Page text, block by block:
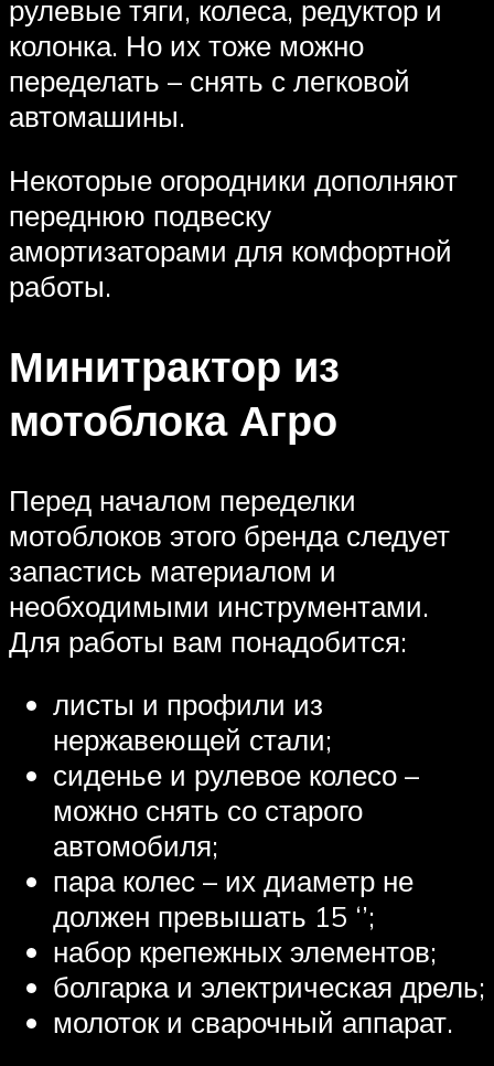
рулевые тяги, колеса, редуктор и
колонка. Но их тоже можно
переделать – снять с легковой
автомашины.
Некоторые огородники дополняют
переднюю подвеску
амортизаторами для комфортной
работы.
Минитрактор из
мотоблока Агро
Перед началом переделки
мотоблоков этого бренда следует
запастись материалом и
необходимыми инструментами.
Для работы вам понадобится:
листы и профили из
нержавеющей стали;
сиденье и рулевое колесо –
можно снять со старого
автомобиля;
пара колес – их диаметр не
должен превышать 15 ‘’;
набор крепежных элементов;
болгарка и электрическая дрель;
молоток и сварочный аппарат.